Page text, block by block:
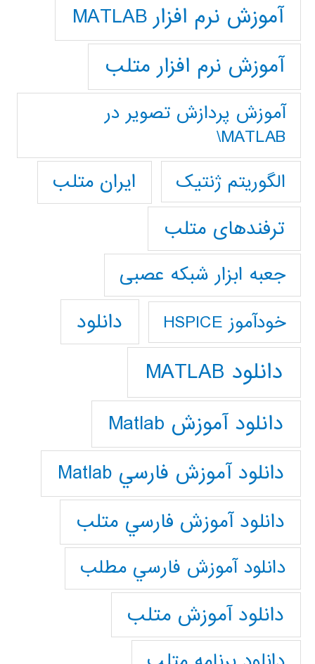
آموزش نرم افزار MATLAB
آموزش نرم افزار متلب
آموزش پردازش تصوير در
MATLAB\
الگوریتم ژنتیک
ایران متلب
ترفندهای متلب
جعبه ابزار شبکه عصبی
خودآموز HSPICE دانلود
دانلود MATLAB
دانلود آموزش Matlab
دانلود آموزش فارسي Matlab
دانلود آموزش فارسي متلب
دانلود آموزش فارسي مطلب
دانلود آموزش متلب